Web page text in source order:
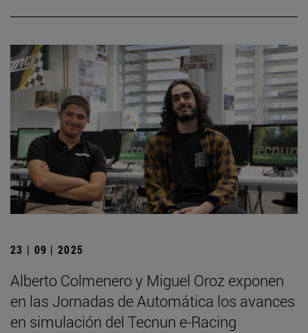
23 | 09 | 2025
Alberto Colmenero y Miguel Oroz exponen
en las Jornadas de Automática los avances
en simulación del Tecnun e-Racing